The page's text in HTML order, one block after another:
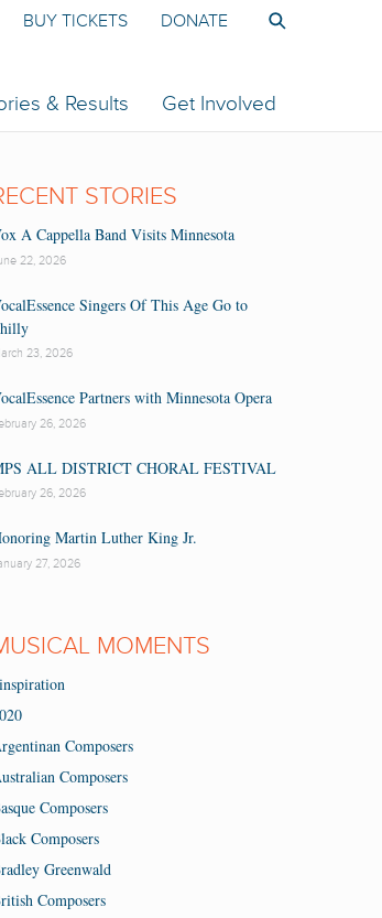
& Results Get Involved
BUY TICKETS DONATE
STORIES
A Cappella Band Visits Minnesota
22, 2026
Singers Of This Age Go to
23, 2026
Partners with Minnesota Opera
26, 2026
ALL DISTRICT CHORAL FESTIVAL
26, 2026
Martin Luther King Jr.
27, 2026
MOMENTS
Composers
Composers
Composers
Composers
Greenwald
Composers